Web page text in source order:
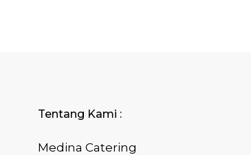
Tentang Kami :
Medina Catering